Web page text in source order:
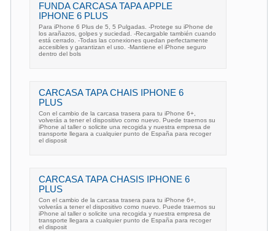
FUNDA CARCASA TAPA APPLE
IPHONE 6 PLUS
Para iPhone 6 Plus de 5, 5 Pulgadas. -Protege su iPhone de
los arañazos, golpes y suciedad. -Recargable también cuando
está cerrado. -Todas las conexiones quedan perfectamente
accesibles y garantizan el uso. -Mantiene el iPhone seguro
dentro del bols
CARCASA TAPA CHAIS IPHONE 6
PLUS
Con el cambio de la carcasa trasera para tu iPhone 6+,
volverás a tener el dispositivo como nuevo. Puede traernos su
iPhone al taller o solicite una recogida y nuestra empresa de
transporte llegara a cualquier punto de España para recoger
el disposit
CARCASA TAPA CHASIS IPHONE 6
PLUS
Con el cambio de la carcasa trasera para tu iPhone 6+,
volverás a tener el dispositivo como nuevo. Puede traernos su
iPhone al taller o solicite una recogida y nuestra empresa de
transporte llegara a cualquier punto de España para recoger
el disposit